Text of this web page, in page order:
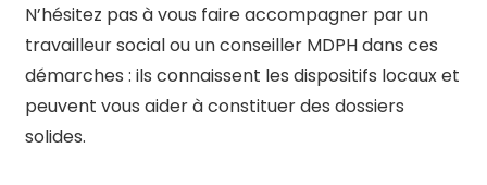
N’hésitez pas à vous faire accompagner par un
travailleur social ou un conseiller MDPH dans ces
démarches : ils connaissent les dispositifs locaux et
peuvent vous aider à constituer des dossiers
solides.